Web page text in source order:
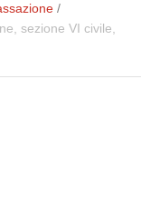
/
sezione VI civile,